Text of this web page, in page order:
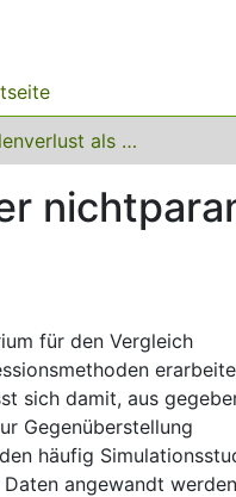
Extremstellenverlust als Gütekriterium in der nichtparametrischen Regression
für den Vergleich
sich damit, aus
Gegenüberstellung
häufig
angewandt